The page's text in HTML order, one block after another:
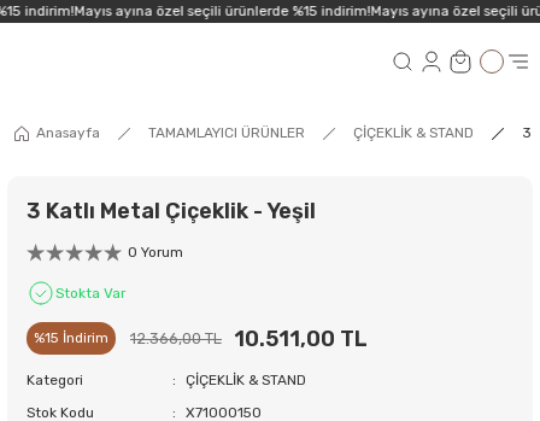
indirim!Mayıs ayına özel seçili ürünlerde %15 indirim!Mayıs ayına özel seçili
Anasayfa TAMAMLAYICI ÜRÜNLER ÇİÇEKLİK & STAND 3
3 Katlı Metal Çiçeklik - Yeşil
0 Yorum
Stokta Var
%15 İndirim 12.366,00 TL 10.511,00 TL
Kategori
ÇİÇEKLİK & STAND
Stok Kodu
X71000150